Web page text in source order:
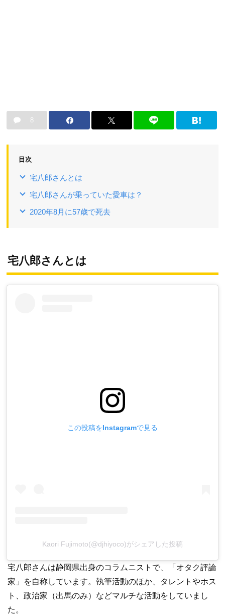
8
目次
宅八郎さんとは
宅八郎さんが乗っていた愛車は？
2020年8月に57歳で死去
宅八郎さんとは
この投稿をInstagramで見る
Kaori Fujimoto(@djhiyoco)がシェアした投稿
宅八郎さんは静岡県出身のコラムニストで、「オタク評論
家」を自称しています。執筆活動のほか、タレントやホス
ト、政治家（出馬のみ）などマルチな活動をしていまし
た。